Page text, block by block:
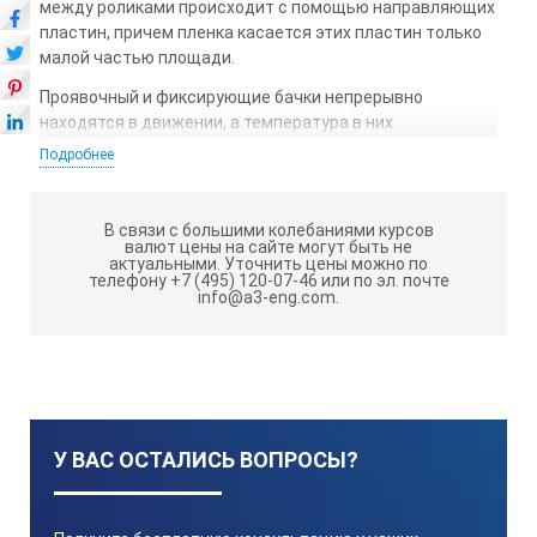
между роликами происходит с помощью направляющих
пластин, причем пленка касается этих пластин только
малой частью площади.
Проявочный и фиксирующие бачки непрерывно
находятся в движении, а температура в них
поддерживается постоянно с помощью термостата.
воды контролируется по теплообмену через проявитель
и (или) фиксаж. Все эти операции полностью
автоматизированы.
Инфракрасная сушилка гарантирует полную просушку
снимков; при этом ее теплоотдача минимальна. Таким
Подробнее
В связи с большими колебаниями курсов
валют цены на сайте могут быть не
актуальными. Уточнить цены можно по
телефону +7 (495) 120-07-46 или по эл. почте
info@a3-eng.com.
У ВАС ОСТАЛИСЬ ВОПРОСЫ?